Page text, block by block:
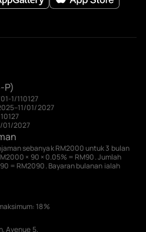
P)
1/110127
01/2027
01/2027
sebanyak RM2000 untuk 3 bulan
× 90 × 0.05% = RM90. Jumlah
= RM2090. Bayaran bulanan ialah
18%
Avenue 5,